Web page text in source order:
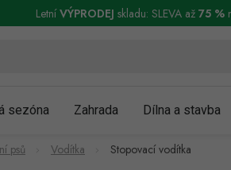
a reklamace Podmínky ochrany osobních
LetníVÝPRODEJ skladu: SLEVA až 75 %
sezóna Zahrada Dílna a stavba
psů Vodítka Stopovací vodítka